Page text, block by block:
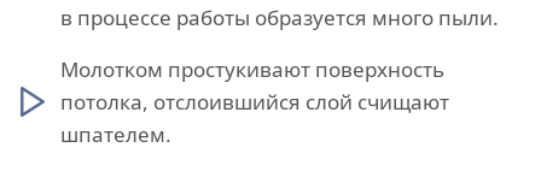
в процессе работы образуется много пыли.
Молотком простукивают поверхность
потолка, отслоившийся слой счищают
шпателем.